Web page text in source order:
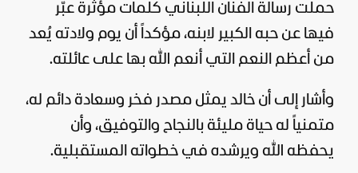
حملت رسالة الفنان اللبناني كلمات مؤثرة عبّر
فيها عن حبه الكبير لابنه، مؤكداً أن يوم ولادته يُعد
من أعظم النعم التي أنعم الله بها على عائلته.
وأشار إلى أن خالد يمثل مصدر فخر وسعادة دائم له،
متمنياً له حياة مليئة بالنجاح والتوفيق، وأن
يحفظه الله ويرشده في خطواته المستقبلية.